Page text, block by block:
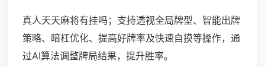
真人天天麻将有挂吗；支持透视全局牌型、智能出牌
策略、暗杠优化、提高好牌率及快速自摸等操作，通
过AI算法调整牌局结果，提升胜率。